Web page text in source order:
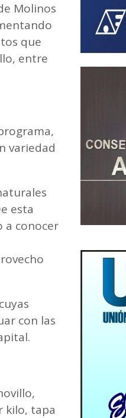
Molinos
que
entre
variedad
esta
a conocer
con las
kilo, tapa